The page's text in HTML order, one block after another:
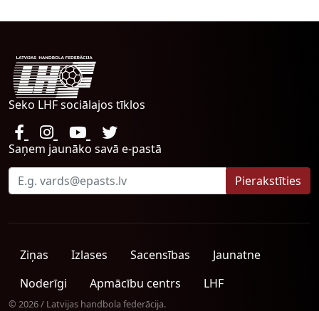
Seko LHF sociālajos tīklos
Saņem jaunāko savā e-pastā
Ziņas Izlases Sacensības
Jaunatne
Noderīgi
Apmācību centrs LHF
© 2026 / Latvijas handbola federācija.